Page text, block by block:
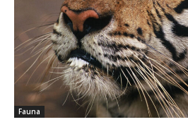
Fauna